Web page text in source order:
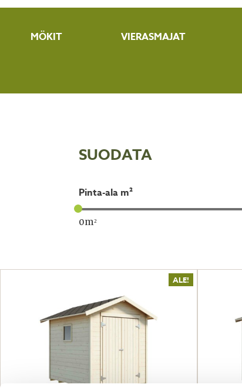
MÖKIT VIERASMAJAT
SUODATA
pinta-ala m²
0m²
ALE!